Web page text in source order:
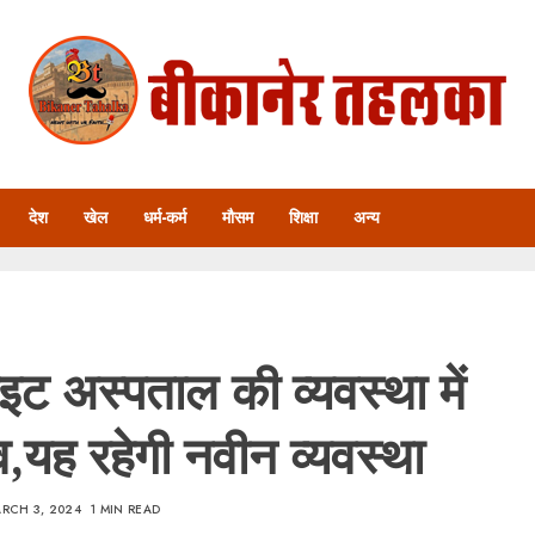
देश खेल धर्म-कर्म मौसम शिक्षा अन्य
अस्पताल की व्यवस्था में
रहेगी नवीन व्यवस्था
3, 2024 1 MIN READ